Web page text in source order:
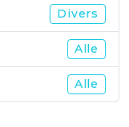
Divers
Alle
Alle